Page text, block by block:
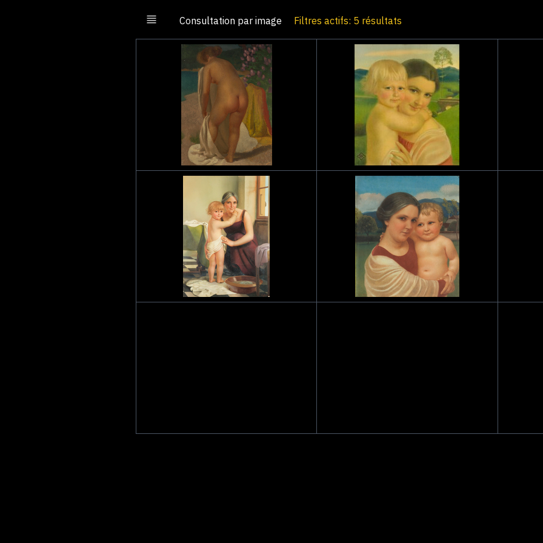
Consultation par image Filtres actifs: 5 résultats